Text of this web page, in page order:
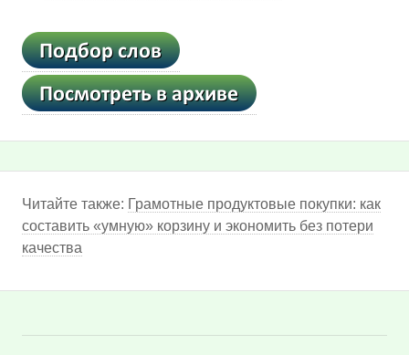
Читайте также: Грамотные продуктовые покупки: как
составить «умную» корзину и экономить без потери
качества